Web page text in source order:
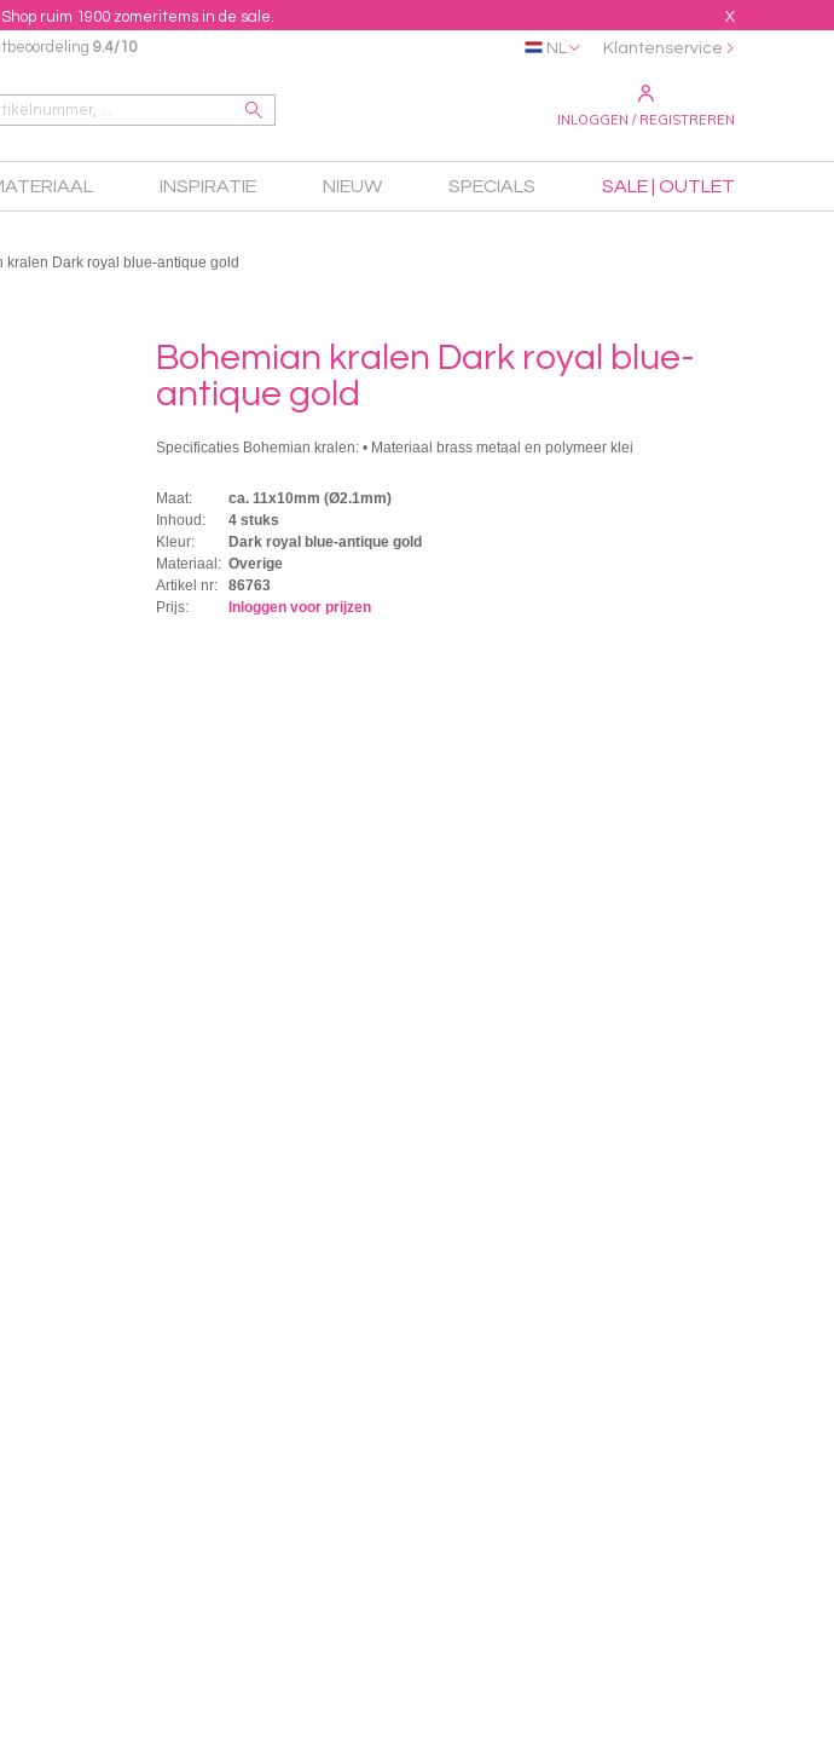
Shop ruim 1900 zomeritems in de sale. X
9.4/10
INLOGGEN / REGISTREREN
NL Klantenservice
INSPIRATIE NIEUW SPECIALS SALE | OUTLET
kralen Dark royal blue-antique gold
Bohemian kralen Dark royal blue-
antique gold
Specificaties Bohemian kralen: • Materiaal brass metaal en polymeer klei
Maat:
ca. 11x10mm (Ø2.1mm)
Inhoud:
4 stuks
Kleur:
Dark royal blue-antique gold
Materiaal: Overige
Artikel nr:
86763
Prijs:
Inloggen voor prijzen